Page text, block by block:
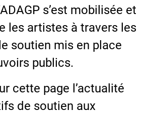
s’est mobilisée et
les artistes à travers les
soutien mis en place
publics.
cette page l’actualité
de soutien aux